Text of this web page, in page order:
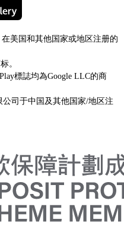
美国和其他国家或地区注册的
。
標誌均為Google LLC的商
司于中国及其他国家/地区注